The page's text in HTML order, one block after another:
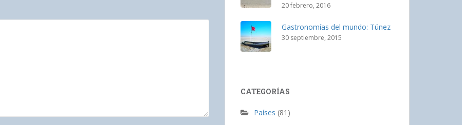
20 febrero, 2016
Gastronomías del mundo: Túnez
30 septiembre, 2015
CATEGORÍAS
Países (81)